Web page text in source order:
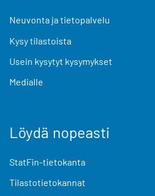
Neuvonta ja tietopalvelu
Kysy tilastoista
Usein kysytyt kysymykset
Medialle
Löydä nopeasti
StatFin-tietokanta
Tilastotietokannat